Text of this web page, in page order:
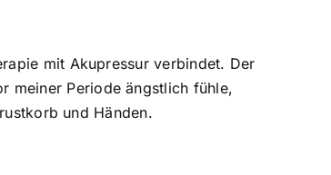
mit Akupressur verbindet. Der
meiner Periode ängstlich fühle,
und Händen.